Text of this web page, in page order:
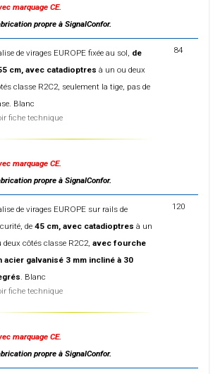
marquage CE.
propre à SignalConfor.
de virages EUROPE fixée au sol, de
cm, avec catadioptres à un ou deux
classe R2C2, seulement la tige, pas de
Blanc
fiche technique
marquage CE.
propre à SignalConfor.
84
de virages EUROPE sur rails de
de 45 cm, avec catadioptres à un
deux côtés classe R2C2, avec fourche
acier galvanisé 3 mm incliné à 30
. Blanc
fiche technique
marquage CE.
propre à SignalConfor.
120